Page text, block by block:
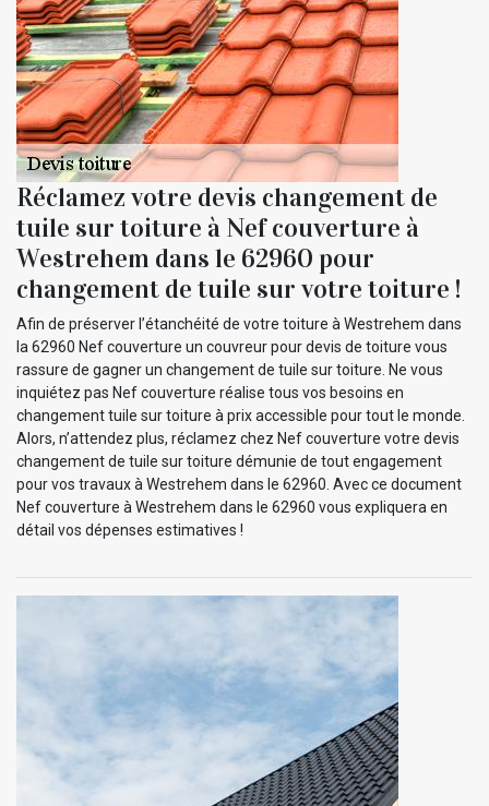
Réclamez votre devis changement de
tuile sur toiture à Nef couverture à
Westrehem dans le 62960 pour
changement de tuile sur votre toiture !
Afin de préserver l’étanchéité de votre toiture à Westrehem dans
la 62960 Nef couverture un couvreur pour devis de toiture vous
rassure de gagner un changement de tuile sur toiture. Ne vous
inquiétez pas Nef couverture réalise tous vos besoins en
changement tuile sur toiture à prix accessible pour tout le monde.
Alors, n’attendez plus, réclamez chez Nef couverture votre devis
changement de tuile sur toiture démunie de tout engagement
pour vos travaux à Westrehem dans le 62960. Avec ce document
Nef couverture à Westrehem dans le 62960 vous expliquera en
détail vos dépenses estimatives !